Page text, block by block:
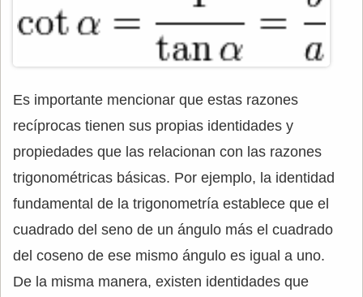
Es importante mencionar que estas razones
recíprocas tienen sus propias identidades y
propiedades que las relacionan con las razones
trigonométricas básicas. Por ejemplo, la identidad
fundamental de la trigonometría establece que el
cuadrado del seno de un ángulo más el cuadrado
del coseno de ese mismo ángulo es igual a uno.
De la misma manera, existen identidades que